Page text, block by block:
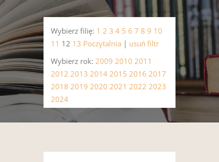
Wybierz filię: 1 2 3 4 5 6 7 8 9 10
11 12 13 Poczytalnia | usuń filtr
Wybierz rok: 2009 2010 2011
2012 2013 2014 2015 2016 2017
2018 2019 2020 2021 2022 2023
2024